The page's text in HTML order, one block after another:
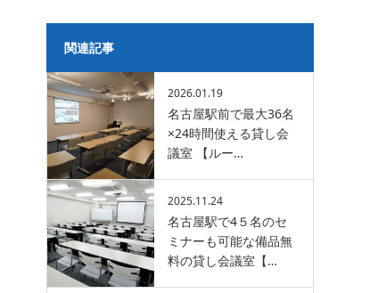
関連記事
2026.01.19
名古屋駅前で最大36名
×24時間使える貸し会
議室 【ルー…
2025.11.24
名古屋駅で4５名のセ
ミナーも可能な備品無
料の貸し会議室【…